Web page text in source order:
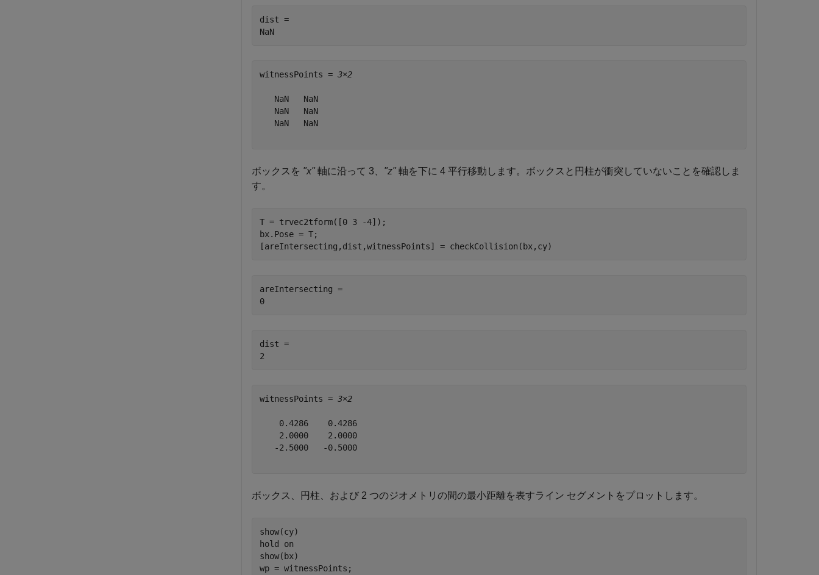
dist =
witnessPoints = 3×2
   NaN   NaN
   NaN   NaN
   NaN   NaN
ボックスを "x" 軸に沿って 3、 "z" 軸を下に 4 平行移動します。ボックスと円柱が衝突していないことを確認しま
す。
T = trvec2tform([0 3 -4]);
bx.Pose = T;
[areIntersecting,dist,witnessPoints] = checkCollision(bx,cy)
areIntersecting =
dist =
witnessPoints = 3×2
    0.4286    0.4286
    2.0000    2.0000
   -2.5000   -0.5000
ボックス、円柱、および 2 つのジオメトリの間の最小距離を表すライン セグメントをプロットします。
show(cy)
hold on
show(bx)
wp = witnessPoints;